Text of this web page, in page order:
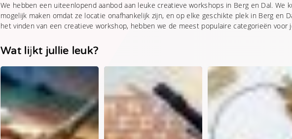
We hebben een uiteenlopend aanbod aan leuke creatieve workshops in Berg en Dal. We
mogelijk maken omdat ze locatie onafhankelijk zijn, en op elke geschikte plek in Berg en
het vinden van een creatieve workshop, hebben we de meest populaire categorieën voor
Wat lijkt jullie leuk?